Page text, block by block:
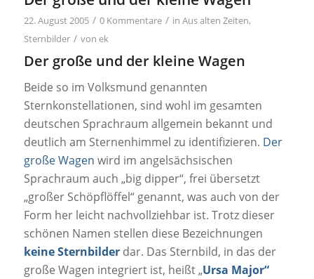
22. August 2005 / 0 Kommentare / in Aus alten Zeiten,
Sternbilder / von ek
Der große und der kleine Wagen
Beide so im Volksmund genannten
Sternkonstellationen, sind wohl im gesamten
deutschen Sprachraum allgemein bekannt und
deutlich am Sternenhimmel zu identifizieren. Der
große Wagen wird im angelsächsischen
Sprachraum auch „big dipper“, frei übersetzt
„großer Schöpflöffel“ genannt, was auch von der
Form her leicht nachvollziehbar ist. Trotz dieser
schönen Namen stellen diese Bezeichnungen
keine Sternbilderdar. Das Sternbild, in das der
große Wagen integriert ist, heißt „Ursa Major“